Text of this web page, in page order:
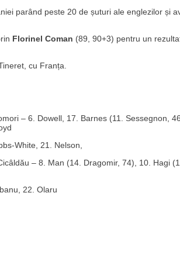
parând peste 20 de șuturi ale englezilor și
Florinel Coman (89, 90+3) pentru un
cu Franța.
– 6. Dowell, 17. Barnes (11. Sessegnon,
White, 21. Nelson,
– 8. Man (14. Dragomir, 74), 10. Hagi
22. Olaru